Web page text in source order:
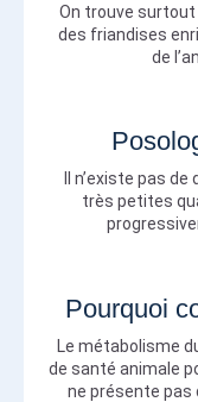
On trouve surtout
des friandises
de
Il n’existe pas
très petites
Pourquoi
Le métabolisme
de santé animale
ne présente pas